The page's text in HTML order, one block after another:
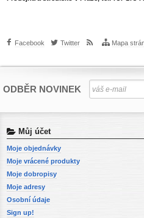
Facebook Twitter Mapa
ODBĚR NOVINEK
Můj účet
Moje objednávky
Moje vrácené produkty
Moje dobropisy
Moje adresy
Osobní údaje
Sign up!